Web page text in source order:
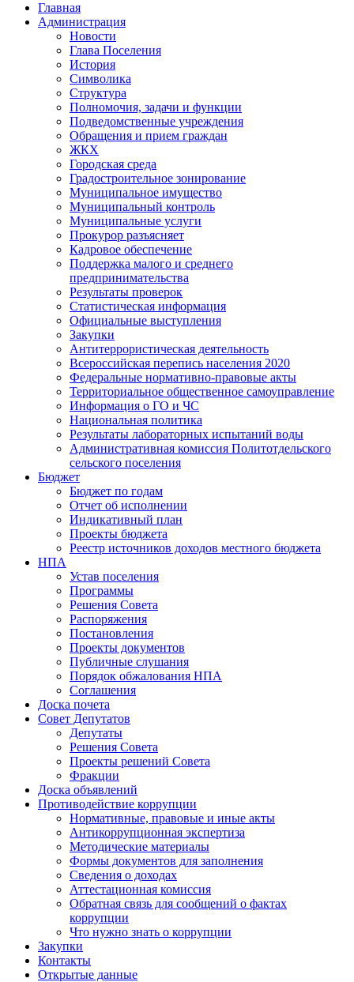
Главная
Администрация
Новости
Глава Поселения
История
Символика
Структура
Полномочия, задачи и функции
Подведомственные учреждения
Обращения и прием граждан
ЖКХ
Городская среда
Градостроительное зонирование
Муниципальное имущество
Муниципальный контроль
Муниципальные услуги
Прокурор разъясняет
Кадровое обеспечение
Поддержка малого и среднего
предпринимательства
Результаты проверок
Статистическая информация
Официальные выступления
Закупки
Антитеррористическая деятельность
Всероссийская перепись населения 2020
Федеральные нормативно-правовые акты
Территориальное общественное самоуправление
Информация о ГО и ЧС
Национальная политика
Результаты лабораторных испытаний воды
Административная комиссия Политотдельского
сельского поселения
Бюджет
Бюджет по годам
Отчет об исполнении
Индикативный план
Проекты бюджета
Реестр источников доходов местного бюджета
НПА
Устав поселения
Программы
Решения Совета
Распоряжения
Постановления
Проекты документов
Публичные слушания
Порядок обжалования НПА
Соглашения
Доска почета
Совет Депутатов
Депутаты
Решения Совета
Проекты решений Совета
Фракции
Доска объявлений
Противодействие коррупции
Нормативные, правовые и иные акты
Антикоррупционная экспертиза
Методические материалы
Формы документов для заполнения
Сведения о доходах
Аттестационная комиссия
Обратная связь для сообщений о фактах
коррупции
Что нужно знать о коррупции
Закупки
Контакты
Открытые данные